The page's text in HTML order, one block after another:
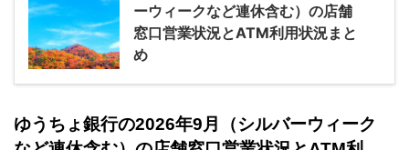
ーウィークなど連休含む）の店舗
窓口営業状況とATM利用状況まと
め
ゆうちょ銀行の2026年9月（シルバーウィーク